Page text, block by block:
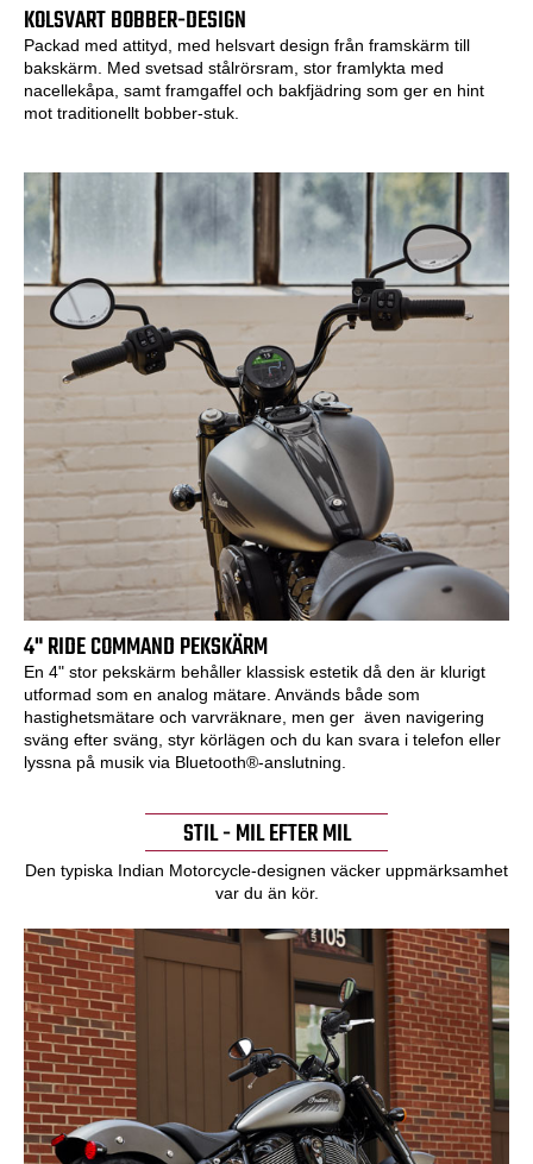
KOLSVART BOBBER-DESIGN
Packad med attityd, med helsvart design från framskärm till
bakskärm. Med svetsad stålrörsram, stor framlykta med
nacellekåpa, samt framgaffel och bakfjädring som ger en hint
mot traditionellt bobber-stuk.
4" RIDE COMMAND PEKSKÄRM
En 4" stor pekskärm behåller klassisk estetik då den är klurigt
utformad som en analog mätare. Används både som
hastighetsmätare och varvräknare, men ger även navigering
sväng efter sväng, styr körlägen och du kan svara i telefon eller
lyssna på musik via Bluetooth®-anslutning.
STIL - MIL EFTER MIL
Den typiska Indian Motorcycle-designen väcker uppmärksamhet
var du än kör.